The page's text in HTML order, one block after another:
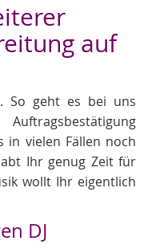
auf
So geht es bei uns
vielen Fällen noch
Ihr genug Zeit für
wollt Ihr eigentlich
DJ